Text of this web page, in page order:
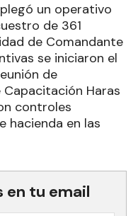
un operativo
de 361
de Comandante
se iniciaron el
de
Haras
controles
hacienda en las
en tu email